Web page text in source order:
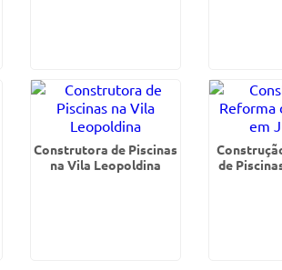
Construtora de Piscinas
na Vila Leopoldina
de